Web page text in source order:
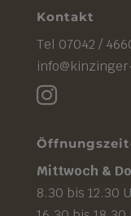
Kontakt
Tel 07042 /

Mittwoch &
8.30 bis 12.30